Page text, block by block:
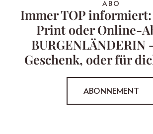
ABO
Immer TOP
Print oder Online-
BURGENLÄNDERIN
Geschenk, oder für
ABONNEMENT